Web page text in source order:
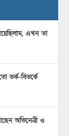
এখন তা
তর্ক-বিতর্কে
অভিনেত্রী ও